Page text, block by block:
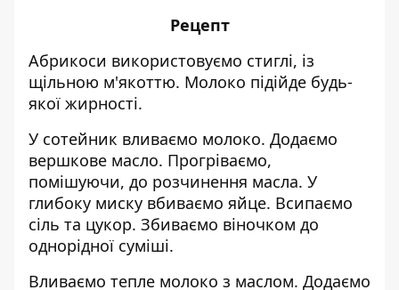
Рецепт
Абрикоси використовуємо стиглі, із
щільною м'якоттю. Молоко підійде будь-
якої жирності.
У сотейник вливаємо молоко. Додаємо
вершкове масло. Прогріваємо,
помішуючи, до розчинення масла. У
глибоку миску вбиваємо яйце. Всипаємо
сіль та цукор. Збиваємо віночком до
однорідної суміші.
Вливаємо тепле молоко з маслом. Додаємо